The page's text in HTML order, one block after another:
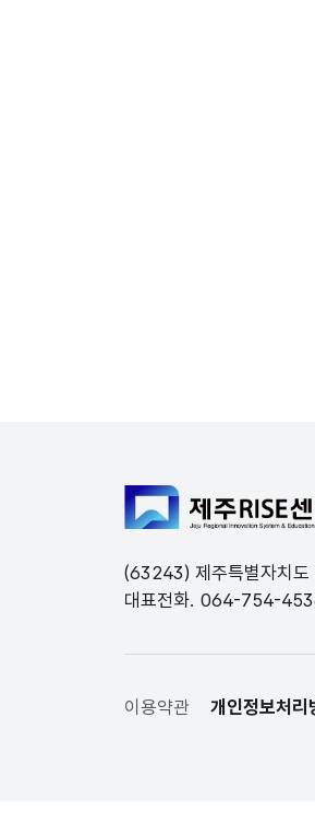
(63243) 제주특별자치
대표전화. 064-754-
이용약관 개인정보처리